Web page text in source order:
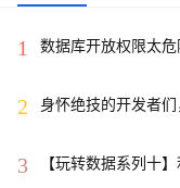
1
数据库开放权限太
2 身怀绝技的开发者
3
【玩转数据系列十